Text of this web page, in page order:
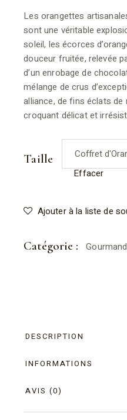
Les orangettes
sont une véritable
soleil, les écorces
douceur fruitée, relevée
d’un enrobage de
mélange de crus
alliance, de fins éclats
croquant délicat et
Taille
Effacer
Ajouter à la liste de
Catégorie :
DESCRIPTION
INFORMATIONS
AVIS (0)